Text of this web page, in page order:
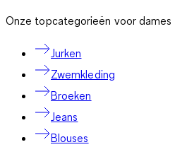
Onze topcategorieën voor dames
Jurken
Zwemkleding
Broeken
Jeans
Blouses